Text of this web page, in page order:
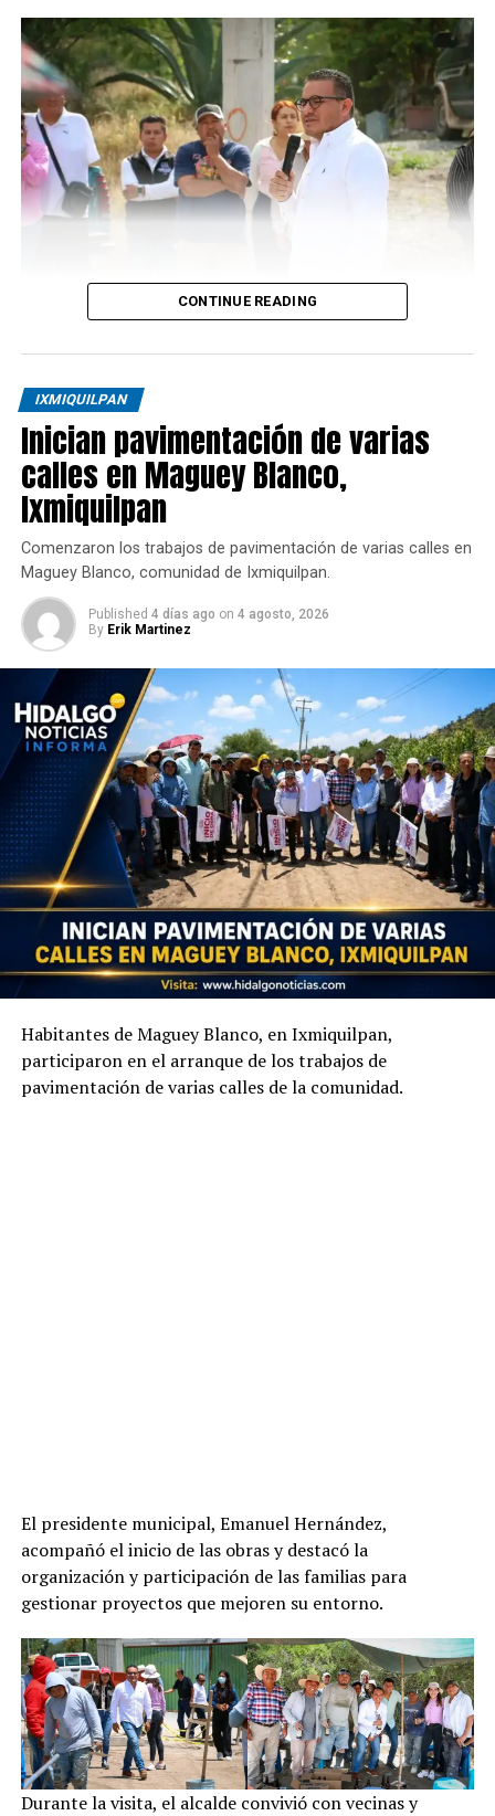
CONTINUE READING
IXMIQUILPAN
Inician pavimentación de varias
calles en Maguey Blanco,
Ixmiquilpan
Comenzaron los trabajos de pavimentación de varias calles en
Maguey Blanco, comunidad de Ixmiquilpan.
Published 4 días ago on 4 agosto, 2026
By Erik Martinez
Habitantes de Maguey Blanco, en Ixmiquilpan,
participaron en el arranque de los trabajos de
pavimentación de varias calles de la comunidad.
El presidente municipal, Emanuel Hernández,
acompañó el inicio de las obras y destacó la
organización y participación de las familias para
gestionar proyectos que mejoren su entorno.
Durante la visita, el alcalde convivió con vecinas y